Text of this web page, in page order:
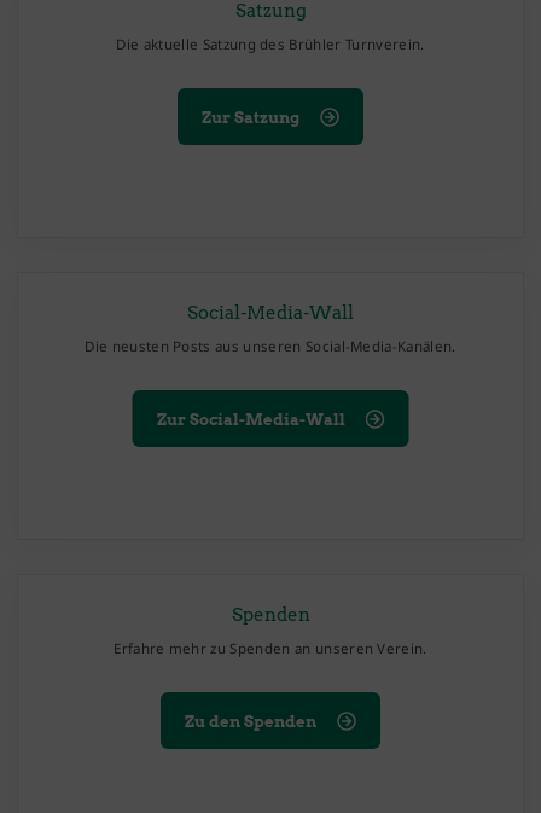
Satzung
Die aktuelle Satzung des Brühler Turnverein.
Zur Satzung
Social-Media-Wall
Die neusten Posts aus unseren Social-Media-Kanälen.
Zur Social-Media-Wall
Spenden
Erfahre mehr zu Spenden an unseren Verein.
Zu den Spenden